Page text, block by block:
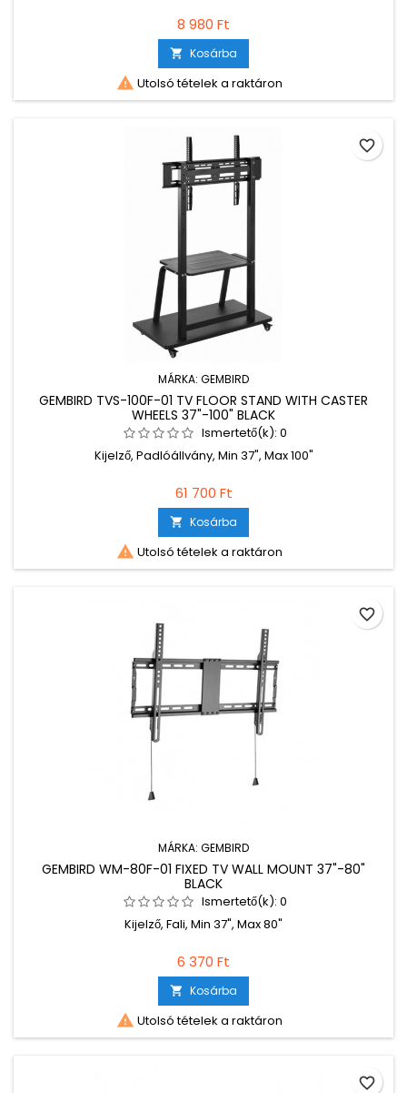
8 980 Ft
 Kosárba
 Utolsó tételek a raktáron
MÁRKA: GEMBIRD
GEMBIRD TVS-100F-01 TV FLOOR STAND WITH CASTER
WHEELS 37"-100" BLACK
Ismertető(k): 0
Kijelző, Padlóállvány, Min 37", Max 100"
61 700 Ft
 Kosárba
 Utolsó tételek a raktáron
favorite_border
MÁRKA: GEMBIRD
GEMBIRD WM-80F-01 FIXED TV WALL MOUNT 37"-80"
BLACK
Ismertető(k): 0
Kijelző, Fali, Min 37", Max 80"
6 370 Ft
 Kosárba
 Utolsó tételek a raktáron
favorite_border
favorite_border